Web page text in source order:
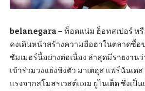
belanegara – ท็อตแน่ม ฮ็อทสเปอร์ หรื
คงเดินหน้าสร้างความฮือฮาในตลาดซื้อ
ซัมเมอร์นี้อย่างต่อเนื่อง ล่าสุดมีรายงาน
เข้าร่วมวงแย่งชิงตัว มาเตอุส แฟร์นันเด
แรงจากสโมสรเวสต์แฮม ยูไนเต็ด ซึ่งเป็